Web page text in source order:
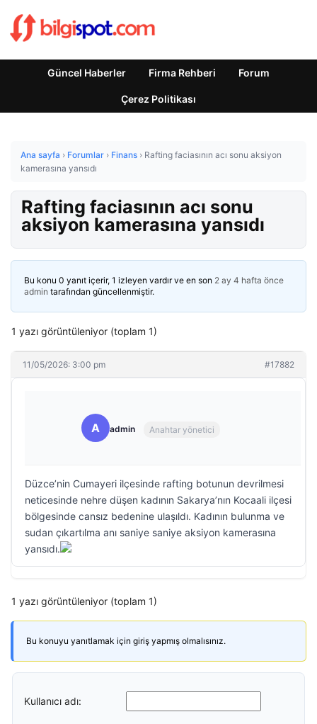
Güncel Haberler Firma Rehberi Forum
Çerez Politikası
Ana sayfa › Forumlar › Finans › Rafting faciasının acı sonu aksiyon
kamerasına yansıdı
Rafting faciasının acı sonu
aksiyon kamerasına yansıdı
Bu konu 0 yanıt içerir, 1 izleyen vardır ve en son 2 ay 4 hafta önce
admin tarafından güncellenmiştir.
1 yazı görüntüleniyor (toplam 1)
11/05/2026: 3:00 pm #17882
A admin Anahtar yönetici
Düzce’nin Cumayeri ilçesinde rafting botunun devrilmesi
neticesinde nehre düşen kadının Sakarya’nın Kocaali ilçesi
bölgesinde cansız bedenine ulaşıldı. Kadının bulunma ve
sudan çıkartılma anı saniye saniye aksiyon kamerasına
yansıdı.
1 yazı görüntüleniyor (toplam 1)
Bu konuyu yanıtlamak için giriş yapmış olmalısınız.
Kullanıcı adı: